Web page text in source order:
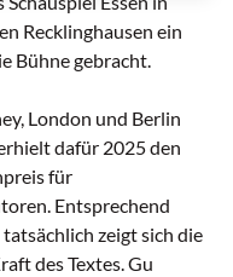
Recklinghausen ein
Bühne gebracht.
London und Berlin
dafür 2025 den
für
Entsprechend
zeigt sich die
des Textes. Gu